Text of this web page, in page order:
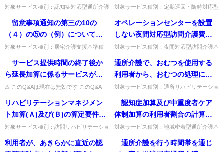
となる、「理学療法士、作業療
法士、言語聴覚士、看護職員、
柔道整復師又はあん摩マッサー
ジ指圧師の資格を有する機能訓
練指導員を配置した事業所で六
月以上機能訓練指導に従事した
経験」について、その実務時
間・日数や実務内容に規定はあ
るのか。
対象サービス種別：認知症対応型通所介護
機能訓練体制加算について」質問はり師・
きゅう師を機能訓練指導員と...
るが、一体的に運営されている
看護の従業者を兼務することは
可能か。また、夜間対応型訪問
介護のオペレーターや随時訪問
を行う訪問介護員等はどうか。
対象サービス種別：定期巡回・随時対応型
置基準について」質問訪問介護事業所のサ
ービス提供責任者は常勤・専...
留意事項通知の第三の10の
（４）の⑤の（例）について、
意見・助言を受けている事例が
１件でもあれば正当な理由とし
て集中減算の適用除外となる
のどちらになるか） （例） 居宅
サービス計画数：１０２件 A訪
問介護事業所への位置付け：８
２件（意見・助言を受けている
事例が１件あり） ①助言を受け
ているため正当な理由ありとし
対象サービス種別：居宅介護支援基準種
問 留意事項通知の第三の10の（４）の
⑤の（例）について、意見・助言...
オペレーションセンターを設置
しない夜間対応型訪問介護費
(Ⅱ）を算定する事業所において
も、オペレーションセンターに
おける通信機器に相当するもの
ル端末は必要とされているが、
どのようなものであればよいの
か。
対象サービス種別：夜間対応型訪問介護基
オペレーションセンターを設置しない夜間
対応型訪問介護費(Ⅱ）を算...
サービス提供時間の終了後か
ら延長加算に係るサービスが始
まるまでの間はどのような人員
⚠ このQ&Aは現在は無効です このQ&A
となっています（処遇改善加算など、要件
が変更さ...
通所介護で、おむつを使用する
利用者から、おむつの処理に要
する費用（廃棄物処理費用）を
日常生活に要する費用として徴
収することは可能と解するが如
対象サービス種別：通所リハビリテーショ
おむつの処理代」質問通所介護で、おむつ
を使用する利用者から、おむ...
リハビリテーションマネジメン
ト加算(Ａ)及び(Ｂ)の算定要件に
ついて、理学療法士、作業療法
士又は言語聴覚士が、利用者の
居宅を訪問し、その他指定居宅
対象サービス種別：訪問リハビリテーショ
ンマネジメント加算」質問リハビリテーシ
認知症加算及び中重度者ケア
体制加算の利用者割合の計算方
法は、届出日の属する月の前３
月の１月当たりの実績の平均が
要件を満たせば、例えば、４月
対象サービス種別：地域密着型通所介護基
ケア体制加算について」質問 認知症加算
利用者が、あきらかに直近の認
通所介護を行う時間帯を通じ